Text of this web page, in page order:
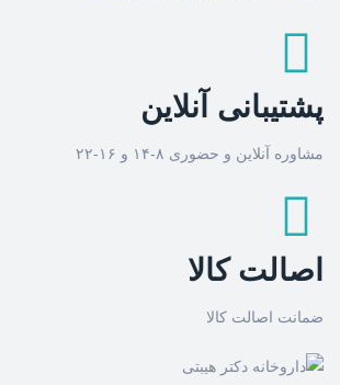
پشتیبانی آنلاین
مشاوره آنلاین و حضوری ۸-۱۴ و ۱۶-۲۲
اصالت کالا
ضمانت اصالت کالا